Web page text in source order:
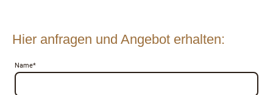
Hier anfragen und Angebot erhalten:
Name*